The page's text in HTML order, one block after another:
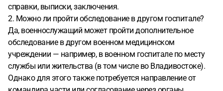
справки, выписки, заключения.
2. Можно ли пройти обследование в другом госпитале?
Да, военнослужащий может пройти дополнительное
обследование в другом военном медицинском
учреждении — например, в военном госпитале по месту
службы или жительства (в том числе во Владивостоке).
Однако для этого также потребуется направление от